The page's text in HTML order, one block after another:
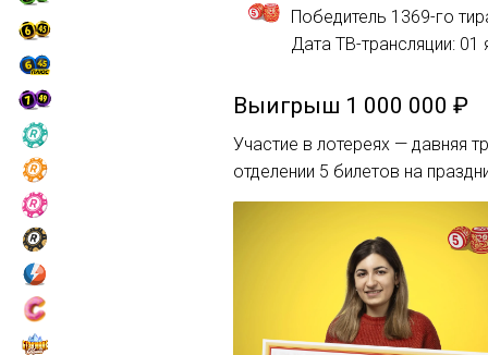
Победитель 1369-го
Дата ТВ-трансляции: 01
Выигрыш 1 000 000 ₽
Участие в лотереях — давняя
отделении 5 билетов на